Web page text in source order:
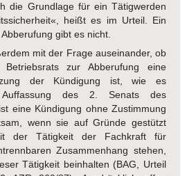
die Grundlage für ein Tätigwerden
heißt es im Urteil. Ein
gibt es nicht.
mit der Frage auseinander, ob
zur Abberufung eine
der Kündigung ist, wie es
Auffassung des 2. Senats des
ist eine Kündigung ohne Zustimmung
wenn sie auf Gründe gestützt
der Tätigkeit der Fachkraft für
Zusammenhang stehen,
Tätigkeit beinhalten (BAG, Urteil